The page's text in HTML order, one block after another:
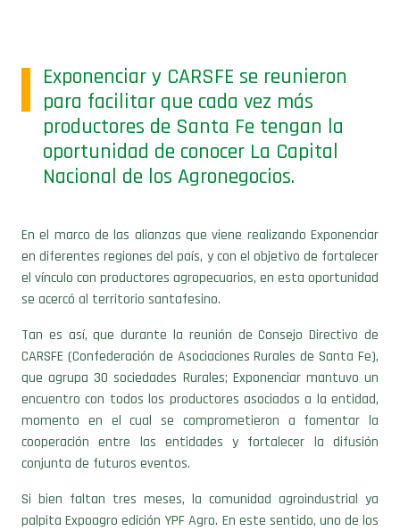
Exponenciar y CARSFE se reunieron
para facilitar que cada vez más
productores de Santa Fe tengan la
oportunidad de conocer La Capital
Nacional de los Agronegocios.
En el marco de las alianzas que viene realizando Exponenciar
en diferentes regiones del país, y con el objetivo de fortalecer
el vínculo con productores agropecuarios, en esta oportunidad
se acercó al territorio santafesino.
Tan es así, que durante la reunión de Consejo Directivo de
CARSFE (Confederación de Asociaciones Rurales de Santa Fe),
que agrupa 30 sociedades Rurales; Exponenciar mantuvo un
encuentro con todos los productores asociados a la entidad,
momento en el cual se comprometieron a fomentar la
cooperación entre las entidades y fortalecer la difusión
conjunta de futuros eventos.
Si bien faltan tres meses, la comunidad agroindustrial ya
palpita Expoagro edición YPF Agro. En este sentido, uno de los